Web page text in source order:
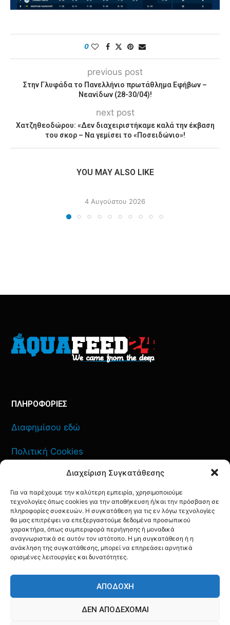
Διαχείριση Συγκατάθεσης
Για να παρέχουμε την καλύτερη εμπειρία, χρησιμοποιούμε
τεχνολογίες όπως cookies για την αποθήκευση ή/και την πρόσβαση σε
πληροφορίες συσκευών. Η συγκατάθεση για τις εν λόγω τεχνολογίες
θα μας επιτρέψει να επεξεργαστούμε δεδομένα προσωπικού
χαρακτήρα, όπως συμπεριφορά περιήγησης ή μοναδικά
αναγνωριστικά σε αυτόν τον ιστότοπο. Η μη συγκατάθεση ή η
ανάκληση της συγκατάθεσης, μπορεί να επηρεάσει αρνητικά
ορισμένες λειτουργίες και δυνατότητες.
ΑΠΟΔΟΧΉ
ΔΕΝ ΑΠΟΔΈΧΟΜΑΙ
0
previous post
Στην Γλυφάδα το Πανελλήνιο πρωτάθλημα Εφήβων –
Νεανίδων (28-30/04)!
next post
Χατζηθεοδώρου: «Δεν διαχειριστήκαμε καλά την έκβαση
του σκορ – Να γεμίσει το «Ποσειδώνιο»!
YOU MAY ALSO LIKE
4 Αυγούστου 2026
ΠΛΗΡΟΦΟΡΙΕΣ
Διαφημίσου εδώ
Πολιτική Cookies
Πολιτική Απορρήτου
ΕΠΙΚΟΙΝΩΝΙΑ
YOUTUBE